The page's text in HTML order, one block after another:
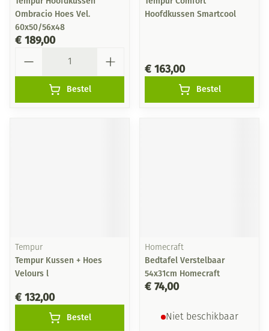
Ombracio Hoes Vel.
60x50/56x48
€ 189,00
Bestel
Hoofdkussen Smartcool
€ 163,00
Bestel
Tempur
Tempur Kussen + Hoes
Velours l
€ 132,00
Bestel
Homecraft
Bedtafel Verstelbaar
54x31cm Homecraft
€ 74,00
Niet beschikbaar